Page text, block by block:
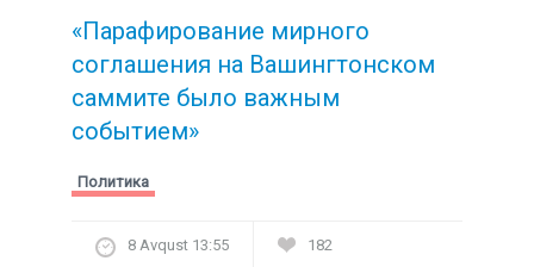
«Парафирование мирного
соглашения на Вашингтонском
саммите было важным
событием»
Политика
8 Avqust 13:55 182